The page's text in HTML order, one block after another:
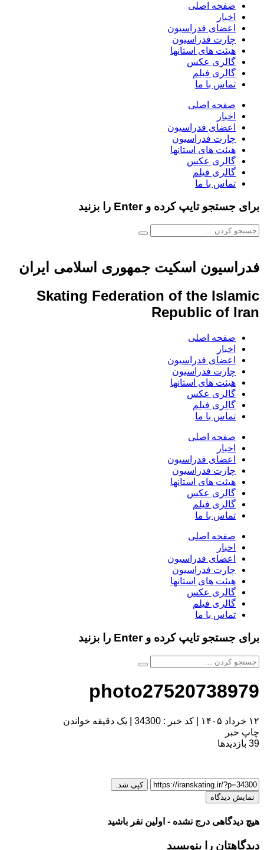
صفحه اصلی
اخبار
اعضای فدراسیون
چارت فدراسیون
هیئت های استانها
گالری عکس
گالری فیلم
تماس با ما
صفحه اصلی
اخبار
اعضای فدراسیون
چارت فدراسیون
هیئت های استانها
گالری عکس
گالری فیلم
تماس با ما
برای جستجو تایپ کرده و Enter را بزنید
فدراسیون اسکیت جمهوری اسلامی ایران
Skating Federation of the Islamic
Republic of Iran
صفحه اصلی
اخبار
اعضای فدراسیون
چارت فدراسیون
هیئت های استانها
گالری عکس
گالری فیلم
تماس با ما
صفحه اصلی
اخبار
اعضای فدراسیون
چارت فدراسیون
هیئت های استانها
گالری عکس
گالری فیلم
تماس با ما
صفحه اصلی
اخبار
اعضای فدراسیون
چارت فدراسیون
هیئت های استانها
گالری عکس
گالری فیلم
تماس با ما
برای جستجو تایپ کرده و Enter را بزنید
photo27520738979
۱۲ خرداد ۱۴۰۵ کد خبر : 34300
یک دقیقه خواندن
چاپ خبر
39 بازدیدها
کپی شد.
نمایش دیدگاه
هیچ دیدگاهی درج نشده - اولین نفر باشید
دیدگاهتان را بنویسید